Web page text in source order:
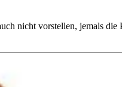
nicht vorstellen, jemals